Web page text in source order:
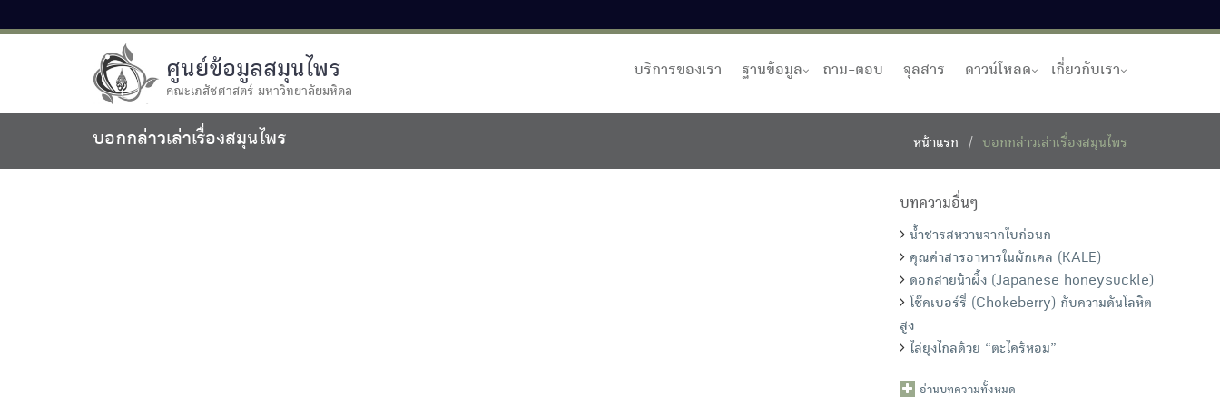
ศูนย์ข้อมูลสมุนไพร
คณะเภสัชศาสตร์ มหาวิทยาลัยมหิดล
บริการของเรา ฐานข้อมูล ถาม-ตอบ จุลสาร ดาวน์โหลด เกี่ยวกับเรา
บอกกล่าวเล่าเรื่องสมุนไพร หน้าแรก บอกกล่าวเล่าเรื่องสมุนไพร
บทความอื่นๆ
น้ำชารสหวานจากใบก่อนก
คุณค่าสารอาหารในผักเคล (KALE)
ดอกสายน้้าผึ้ง (Japanese honeysuckle)
โช๊คเบอร์รี่ (Chokeberry) กับความดันโลหิต
สูง
ไล่ยุงไกลด้วย “ตะไคร้หอม”
อ่านบทความทั้งหมด